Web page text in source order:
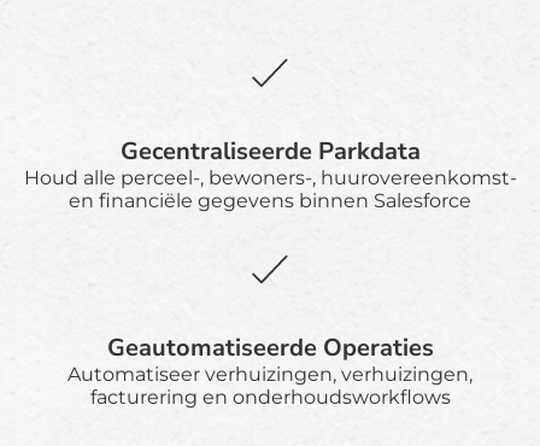
Gecentraliseerde Parkdata
Houd alle perceel-, bewoners-, huurovereenkomst-
en financiële gegevens binnen Salesforce
Geautomatiseerde Operaties
Automatiseer verhuizingen, verhuizingen,
facturering en onderhoudsworkflows